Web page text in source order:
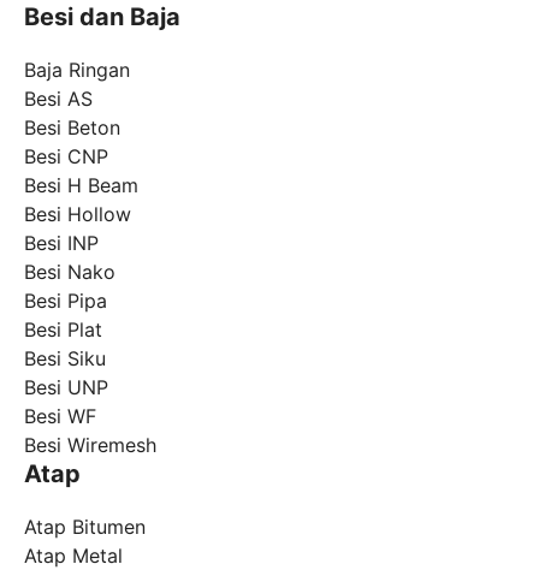
Besi dan Baja
Baja Ringan
Besi AS
Besi Beton
Besi CNP
Besi H Beam
Besi Hollow
Besi INP
Besi Nako
Besi Pipa
Besi Plat
Besi Siku
Besi UNP
Besi WF
Besi Wiremesh
Atap
Atap Bitumen
Atap Metal